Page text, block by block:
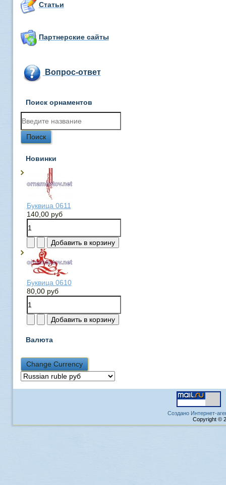
Статьи
Партнерские сайты
Вопрос-ответ
Поиск орнаментов
Новинки
Буквица 0611
140,00 руб
Буквица 0610
80,00 руб
Валюта
Создано Интернет-
Copyright ©